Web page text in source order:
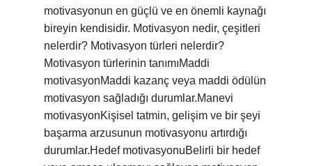
motivasyonun en güçlü ve en önemli kaynağı
bireyin kendisidir. Motivasyon nedir, çeşitleri
nelerdir? Motivasyon türleri nelerdir?
Motivasyon türlerinin tanımıMaddi
motivasyonMaddi kazanç veya maddi ödülün
motivasyon sağladığı durumlar.Manevi
motivasyonKişisel tatmin, gelişim ve bir şeyi
başarma arzusunun motivasyonu artırdığı
durumlar.Hedef motivasyonuBelirli bir hedef